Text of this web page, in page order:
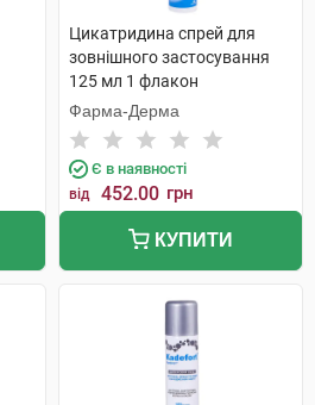
Цикатридина спрей для
зовнішного застосування
125 мл 1 флакон
Фарма-Дерма
Є в наявності
від 452.00 грн
КУПИТИ